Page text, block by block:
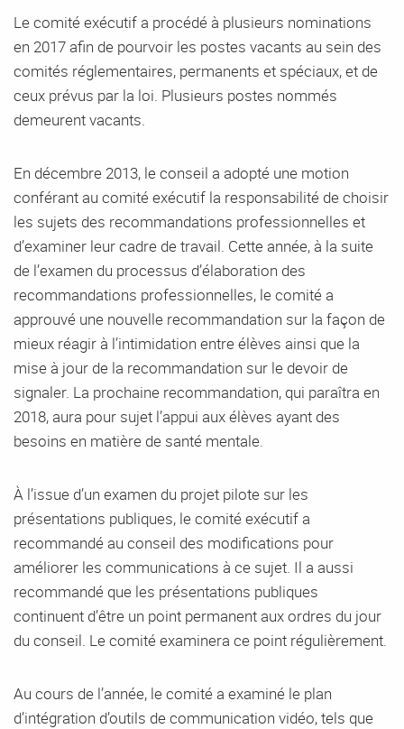
Le comité exécutif a procédé à plusieurs nominations
en 2017 afin de pourvoir les postes vacants au sein des
comités réglementaires, permanents et spéciaux, et de
ceux prévus par la loi. Plusieurs postes nommés
demeurent vacants.
En décembre 2013, le conseil a adopté une motion
conférant au comité exécutif la responsabilité de choisir
les sujets des recommandations professionnelles et
d’examiner leur cadre de travail. Cette année, à la suite
de l’examen du processus d’élaboration des
recommandations professionnelles, le comité a
approuvé une nouvelle recommandation sur la façon de
mieux réagir à l’intimidation entre élèves ainsi que la
mise à jour de la recommandation sur le devoir de
signaler. La prochaine recommandation, qui paraîtra en
2018, aura pour sujet l’appui aux élèves ayant des
besoins en matière de santé mentale.
À l’issue d’un examen du projet pilote sur les
présentations publiques, le comité exécutif a
recommandé au conseil des modifications pour
améliorer les communications à ce sujet. Il a aussi
recommandé que les présentations publiques
continuent d’être un point permanent aux ordres du jour
du conseil. Le comité examinera ce point régulièrement.
Au cours de l’année, le comité a examiné le plan
d’intégration d’outils de communication vidéo, tels que